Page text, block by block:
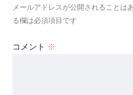
メールアドレスが公開されることは
る欄は必須項目です
コメント ※